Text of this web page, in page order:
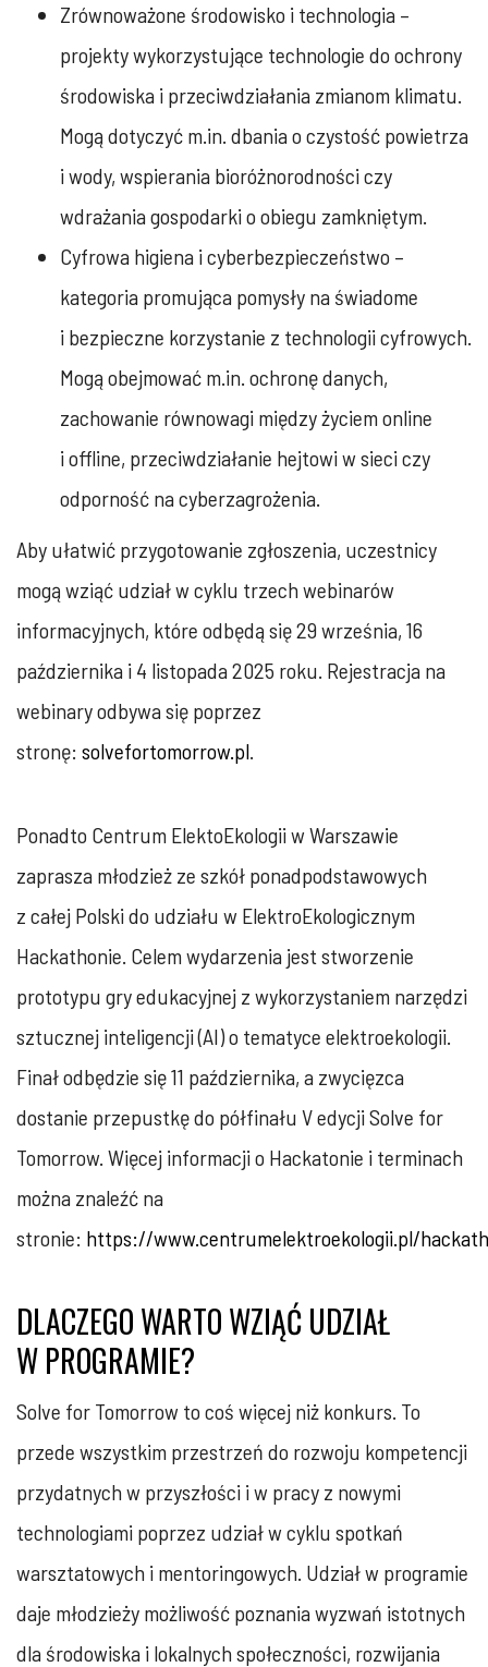
Zrównoważone środowisko i technologia –
projekty wykorzystujące technologie do ochrony
środowiska i przeciwdziałania zmianom klimatu.
Mogą dotyczyć m.in. dbania o czystość powietrza
i wody, wspierania bioróżnorodności czy
wdrażania gospodarki o obiegu zamkniętym.
Cyfrowa higiena i cyberbezpieczeństwo –
kategoria promująca pomysły na świadome
i bezpieczne korzystanie z technologii cyfrowych.
Mogą obejmować m.in. ochronę danych,
zachowanie równowagi między życiem online
i offline, przeciwdziałanie hejtowi w sieci czy
odporność na cyberzagrożenia.
Aby ułatwić przygotowanie zgłoszenia, uczestnicy
mogą wziąć udział w cyklu trzech webinarów
informacyjnych, które odbędą się 29 września, 16
października i 4 listopada 2025 roku. Rejestracja na
webinary odbywa się poprzez
stronę: solvefortomorrow.pl.
Ponadto Centrum ElektoEkologii w Warszawie
zaprasza młodzież ze szkół ponadpodstawowych
z całej Polski do udziału w ElektroEkologicznym
Hackathonie. Celem wydarzenia jest stworzenie
prototypu gry edukacyjnej z wykorzystaniem narzędzi
sztucznej inteligencji (AI) o tematyce elektroekologii.
Finał odbędzie się 11 października, a zwycięzca
dostanie przepustkę do półfinału V edycji Solve for
Tomorrow. Więcej informacji o Hackatonie i terminach
można znaleźć na
stronie: https://www.centrumelektroekologii.pl/
DLACZEGO WARTO WZIĄĆ UDZIAŁ
W PROGRAMIE?
Solve for Tomorrow to coś więcej niż konkurs. To
przede wszystkim przestrzeń do rozwoju kompetencji
przydatnych w przyszłości i w pracy z nowymi
technologiami poprzez udział w cyklu spotkań
warsztatowych i mentoringowych. Udział w programie
daje młodzieży możliwość poznania wyzwań istotnych
dla środowiska i lokalnych społeczności, rozwijania